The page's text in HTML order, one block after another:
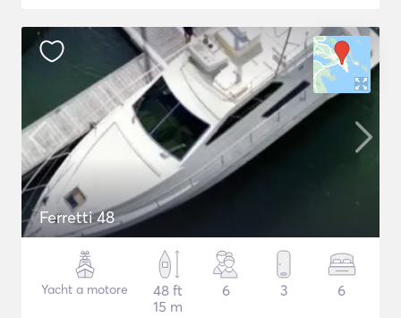
Ferretti 48
Yacht a motore
48 ft
15 m
6 3 6